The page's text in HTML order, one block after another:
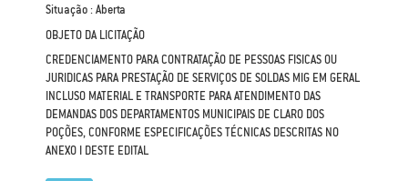
Situação : Aberta
OBJETO DA LICITAÇÃO
CREDENCIAMENTO PARA CONTRATAÇÃO DE PESSOAS FISICAS OU
JURIDICAS PARA PRESTAÇÃO DE SERVIÇOS DE SOLDAS MIG EM GERAL
INCLUSO MATERIAL E TRANSPORTE PARA ATENDIMENTO DAS
DEMANDAS DOS DEPARTAMENTOS MUNICIPAIS DE CLARO DOS
POÇÕES, CONFORME ESPECIFICAÇÕES TÉCNICAS DESCRITAS NO
ANEXO I DESTE EDITAL